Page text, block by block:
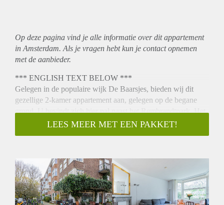
Op deze pagina vind je alle informatie over ditappartement
in Amsterdam. Als je vragen hebt kun je contact opnemen
met de aanbieder.
*** ENGLISH TEXT BELOW ***
Gelegen in de populaire wijk De Baarsjes, bieden wij dit
gezellige 2-kamer appartement aan, gelegen op de begane
grond. U bevindt zich hier pal naast het Rembrandtpark. Het
Vondelpark en het Surinameplein zijn ook slechts binnen
enkele fietsminuten bereikbaar. Voldoende winkelstraten
op 2 minuten afstand en heeft u de tram en bus praktisch voor
de deur.
Indeling: Entree begane grond: hal, woonkamer met diverse
inbouwkasten, aparte keuken v.v. koelkast/vriezer, 4-pits
LEES MEER MET EEN PAKKET!